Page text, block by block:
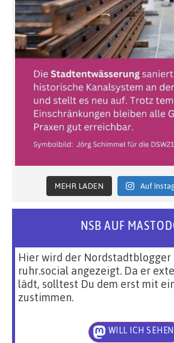
MEHR LADEN Auf
NSB AUF
Hier wird der Nordstadtblogger
ruhr.social angezeigt. Da er
lädt, solltest Du dem erst mit
zustimmen.
WILL ICH